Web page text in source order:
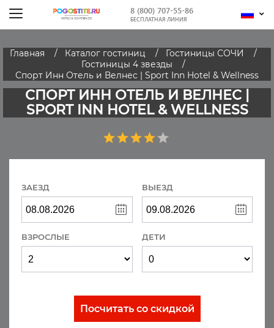
8 (800) 707-55-86
БЕСПЛАТНАЯ ЛИНИЯ
Главная Каталог гостиниц
Гостиницы СОЧИ
Гостиницы 4 звезды
Спорт Инн Отель и Велнес | Sport Inn Hotel & Wellness
СПОРТ ИНН ОТЕЛЬ И ВЕЛНЕС |
SPORT INN HOTEL & WELLNESS
ЗАЕЗД ВЫЕЗД
ВЗРОСЛЫЕ ДЕТИ
Посчитать со скидкой